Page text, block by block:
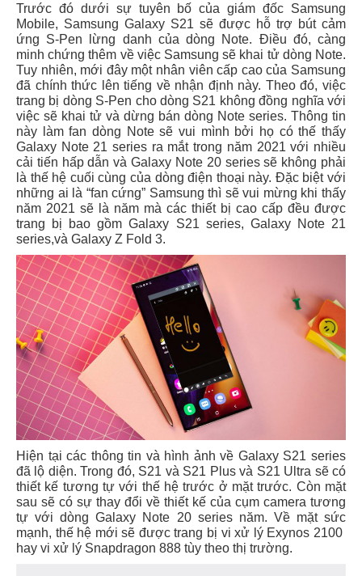
Trước đó dưới sự tuyên bố của giám đốc Samsung
Mobile, Samsung Galaxy S21 sẽ được hỗ trợ bút cảm
ứng S-Pen lừng danh của dòng Note. Điều đó, càng
minh chứng thêm về việc Samsung sẽ khai tử dòng Note.
Tuy nhiên, mới đây một nhân viên cấp cao của Samsung
đã chính thức lên tiếng về nhận định này. Theo đó, việc
trang bị dòng S-Pen cho dòng S21 không đồng nghĩa với
việc sẽ khai tử và dừng bán dòng Note series. Thông tin
này làm fan dòng Note sẽ vui mình bởi họ có thế thấy
Galaxy Note 21 series ra mắt trong năm 2021 với nhiều
cải tiến hấp dẫn và Galaxy Note 20 series sẽ không phải
là thế hệ cuối cùng của dòng điện thoại này. Đặc biệt với
những ai là “fan cứng” Samsung thì sẽ vui mừng khi thấy
năm 2021 sẽ là năm mà các thiết bị cao cấp đều được
trang bị bao gồm Galaxy S21 series, Galaxy Note 21
series,và Galaxy Z Fold 3.
Hiện tại các thông tin và hình ảnh về Galaxy S21 series
đã lộ diện. Trong đó, S21 và S21 Plus và S21 Ultra sẽ có
thiết kế tương tự với thế hệ trước ở mặt trước. Còn mặt
sau sẽ có sự thay đổi về thiết kế của cụm camera tương
tự với dòng Galaxy Note 20 series năm. Về mặt sức
mạnh, thế hệ mới sẽ được trang bị vi xử lý Exynos 2100
hay vi xử lý Snapdragon 888 tùy theo thị trường.